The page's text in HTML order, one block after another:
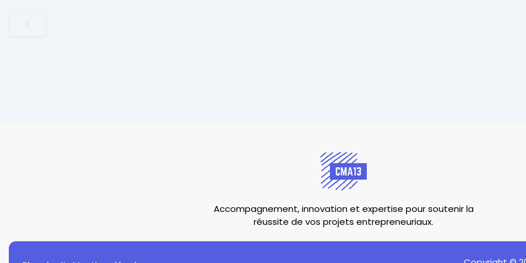
Accompagnement, innovation et expertise pour soutenir la
réussite de vos projets entrepreneuriaux.